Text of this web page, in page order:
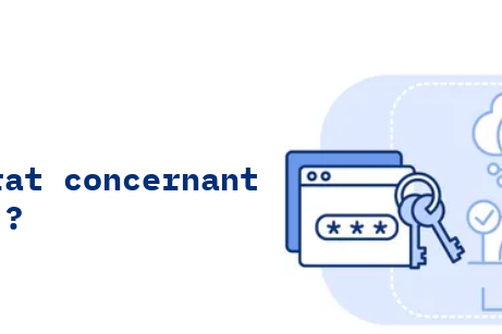
concernant